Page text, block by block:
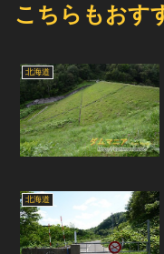
こちらもおす
北海道
北海道